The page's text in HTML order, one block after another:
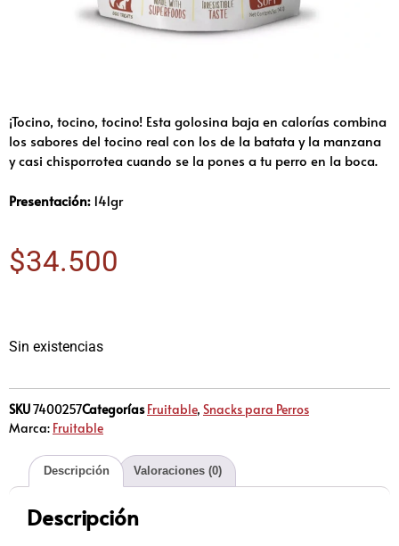
¡Tocino, tocino, tocino! Esta golosina baja en calorías combina
los sabores del tocino real con los de la batata y la manzana
y casi chisporrotea cuando se la pones a tu perro en la boca.
Presentación:141gr
$34.500
Sin existencias
SKU7400257Categorías Fruitable, Snacks para Perros
Marca: Fruitable
Descripción Valoraciones (0)
Descripción